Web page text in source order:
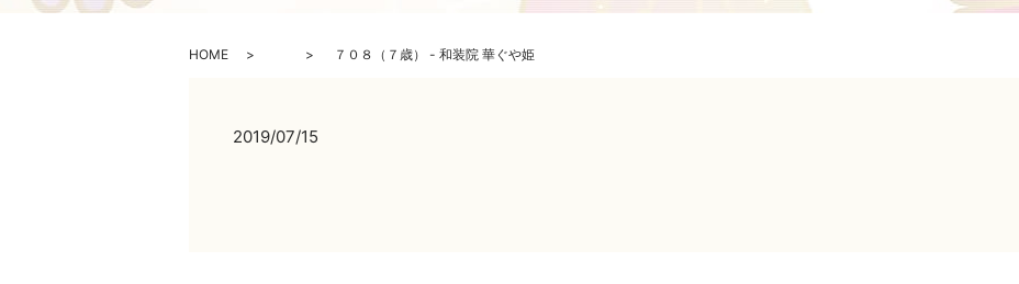
HOME ７０８（７歳） - 和装院 華ぐや姫
2019/07/15